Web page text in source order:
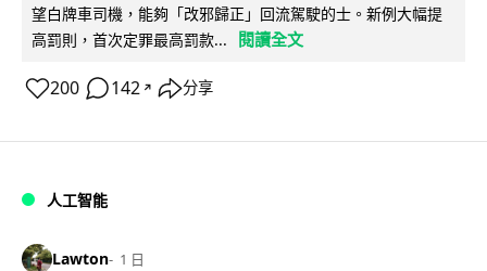
望白牌車司機，能夠「改邪歸正」回流駕駛的士。新例大幅提
高罰則，首次定罪最高罰款...
閱讀全文
200 142 ↗ 分享
人工智能
Lawton 1 日